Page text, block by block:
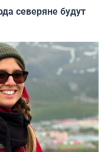
северяне будут